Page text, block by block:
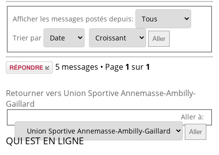
Afficher les messages postés depuis:
Trier par
Répondre 5 messages • Page 1 sur 1
Retourner vers Union Sportive Annemasse-Ambilly-
Gaillard
Aller à:
QUI EST EN LIGNE